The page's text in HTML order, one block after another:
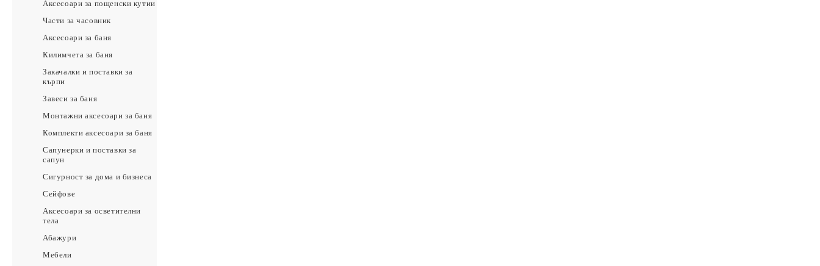
Аксесоари за пощенски кутии
Части за часовник
Аксесоари за баня
Килимчета за баня
Закачалки и поставки за
кърпи
Завеси за баня
Монтажни аксесоари за баня
Комплекти аксесоари за баня
Сапунерки и поставки за
сапун
Сигурност за дома и бизнеса
Сейфове
Аксесоари за осветителни
тела
Абажури
Мебели